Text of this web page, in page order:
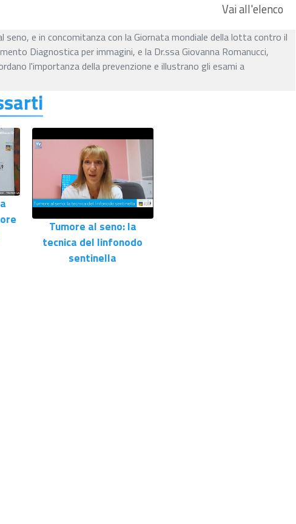
Vai all'elenco
e in concomitanza con la Giornata mondiale della lotta contro il
Diagnostica per immagini, e la Dr.ssa Giovanna Romanucci,
l'importanza della prevenzione e illustrano gli esami a
Tumore al seno: la
tecnica del linfonodo
sentinella